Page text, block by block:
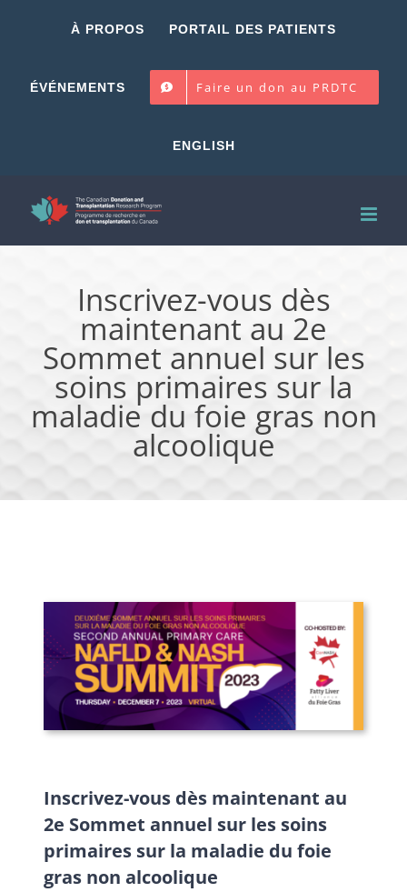
À PROPOS PORTAIL DES PATIENTS
ÉVÉNEMENTS Faire un don au PRDTC
ENGLISH
Inscrivez-vous dès
maintenant au 2e
Sommet annuel sur les
soins primaires sur la
maladie du foie gras non
alcoolique
Inscrivez-vous dès maintenant au
2e Sommet annuel sur les soins
primaires sur la maladie du foie
gras non alcoolique